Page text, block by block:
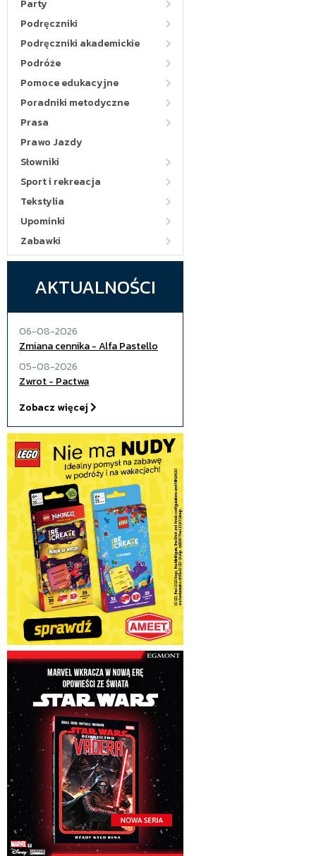
Party
Podręczniki
Podręczniki akademickie
Podróże
Pomoce edukacyjne
Poradniki metodyczne
Prasa
Prawo Jazdy
Słowniki
Sport i rekreacja
Tekstylia
Upominki
Zabawki
AKTUALNOŚCI
06-08-2026
Zmiana cennika - Alfa Pastello
05-08-2026
Zwrot - Pactwa
Zobacz więcej